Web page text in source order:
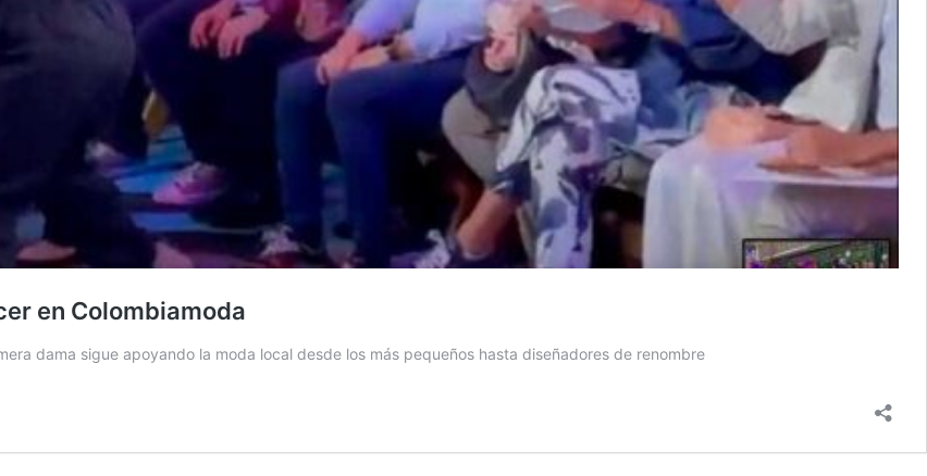
en Colombiamoda
dama sigue apoyando la moda local desde los más pequeños hasta diseñadores de renombre